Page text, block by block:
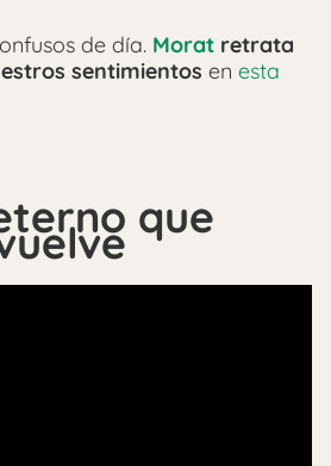
de día. Morat retrata
sentimientos en esta
que